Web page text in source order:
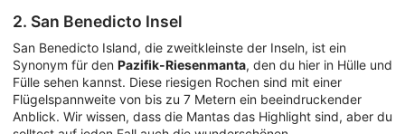
2. San Benedicto Insel
San Benedicto Island, die zweitkleinste der Inseln, ist ein
Synonym für den Pazifik-Riesenmanta, den du hier in Hülle und
Fülle sehen kannst. Diese riesigen Rochen sind mit einer
Flügelspannweite von bis zu 7 Metern ein beeindruckender
Anblick. Wir wissen, dass die Mantas das Highlight sind, aber du